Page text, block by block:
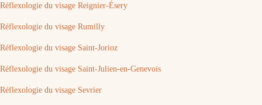
Réflexologie du visage Reignier-Ésery
Réflexologie du visage Rumilly
Réflexologie du visage Saint-Jorioz
Réflexologie du visage Saint-Julien-en-Genevois
Réflexologie du visage Sevrier